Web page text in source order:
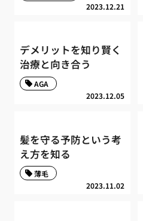
2023.12.21
デメリットを知り賢く
治療と向き合う
2023.12.05
AGA
髪を守る予防という考
え方を知る
2023.11.02
薄毛